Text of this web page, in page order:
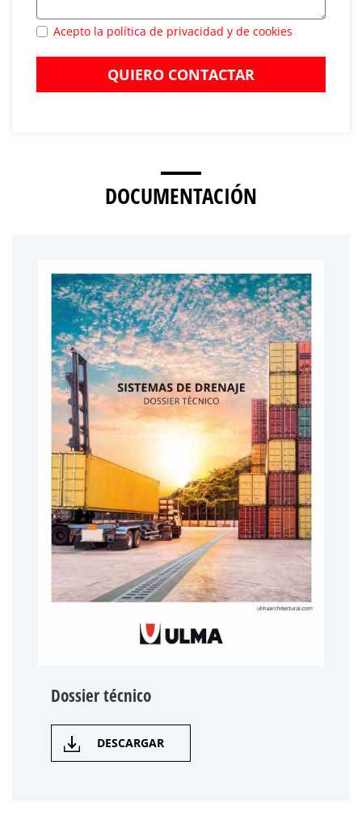
Acepto la política de privacidad y de cookies
QUIERO CONTACTAR
DOCUMENTACIÓN
Dossier técnico
DESCARGAR